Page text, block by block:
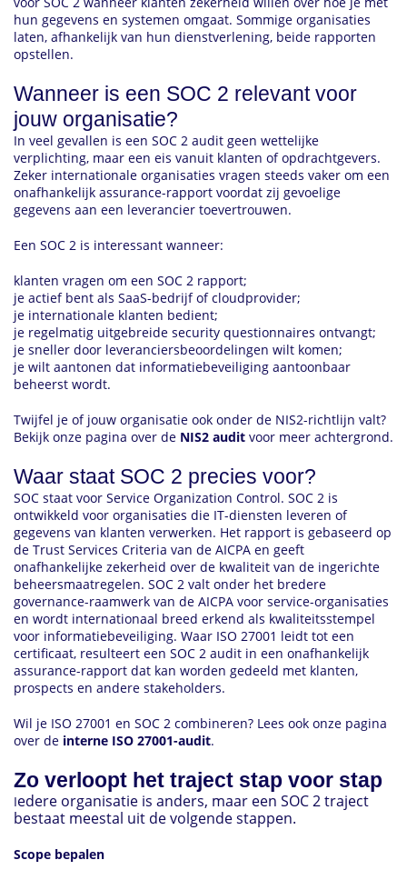
hun gegevens en systemen omgaat. Sommige organisaties
laten, afhankelijk van hun dienstverlening, beide rapporten
opstellen.
Wanneer is een SOC 2 relevant voor
jouw organisatie?
In veel gevallen is een SOC 2 audit geen wettelijke
verplichting, maar een eis vanuit klanten of opdrachtgevers.
Zeker internationale organisaties vragen steeds vaker om een
onafhankelijk assurance-rapport voordat zij gevoelige
gegevens aan een leverancier toevertrouwen.
Een SOC 2 is interessant wanneer:
klanten vragen om een SOC 2 rapport;
je actief bent als SaaS-bedrijf of cloudprovider;
je internationale klanten bedient;
je regelmatig uitgebreide security questionnaires ontvangt;
je sneller door leveranciersbeoordelingen wilt komen;
je wilt aantonen dat informatiebeveiliging aantoonbaar
beheerst wordt.
Twijfel je of jouw organisatie ook onder de NIS2-richtlijn valt?
Bekijk onze pagina over de NIS2 audit voor meer achtergrond.
Waar staat SOC 2 precies voor?
SOC staat voor Service Organization Control. SOC 2 is
ontwikkeld voor organisaties die IT-diensten leveren of
gegevens van klanten verwerken. Het rapport is gebaseerd op
de Trust Services Criteria van de AICPA en geeft
onafhankelijke zekerheid over de kwaliteit van de ingerichte
beheersmaatregelen. SOC 2 valt onder het bredere
governance-raamwerk van de AICPA voor service-organisaties
en wordt internationaal breed erkend als kwaliteitsstempel
voor informatiebeveiliging. Waar ISO 27001 leidt tot een
certificaat, resulteert een SOC 2 audit in een onafhankelijk
assurance-rapport dat kan worden gedeeld met klanten,
prospects en andere stakeholders.
Wil je ISO 27001 en SOC 2 combineren? Lees ook onze pagina
over de interne ISO 27001-audit.
Zo verloopt het traject stap voor stap
Iedere organisatie is anders, maar een SOC 2 traject
bestaat meestal uit de volgende stappen.
Scope bepalen